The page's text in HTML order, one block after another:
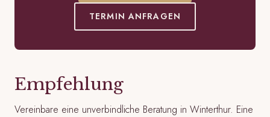
TERMIN ANFRAGEN
Empfehlung
Vereinbare eine unverbindliche Beratung in Winterthur. Eine